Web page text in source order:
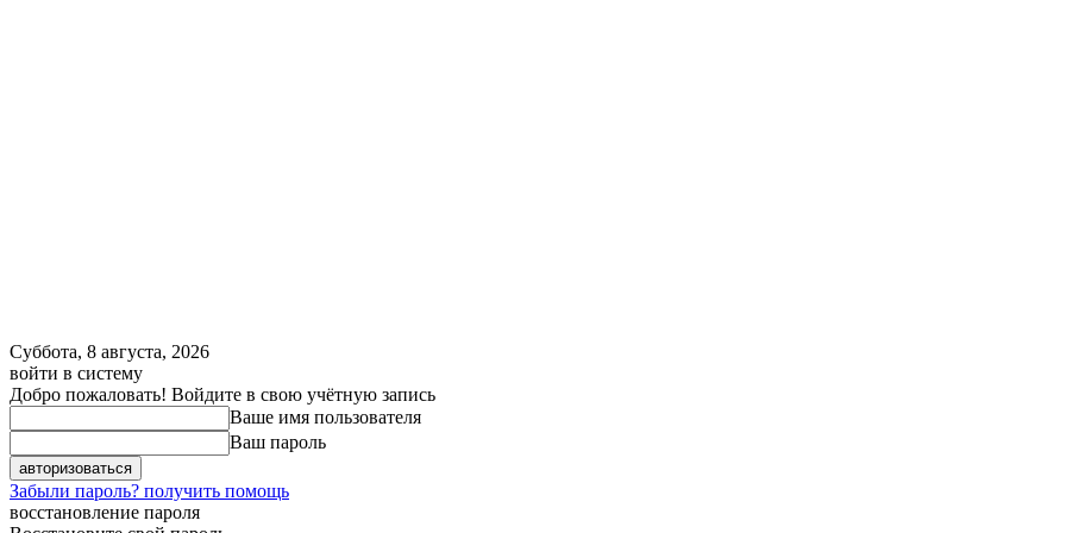
Суббота, 8 августа, 2026
войти в систему
Добро пожаловать! Войдите в свою учётную запись
Ваше имя пользователя
Ваш пароль
Забыли пароль? получить помощь
восстановление пароля